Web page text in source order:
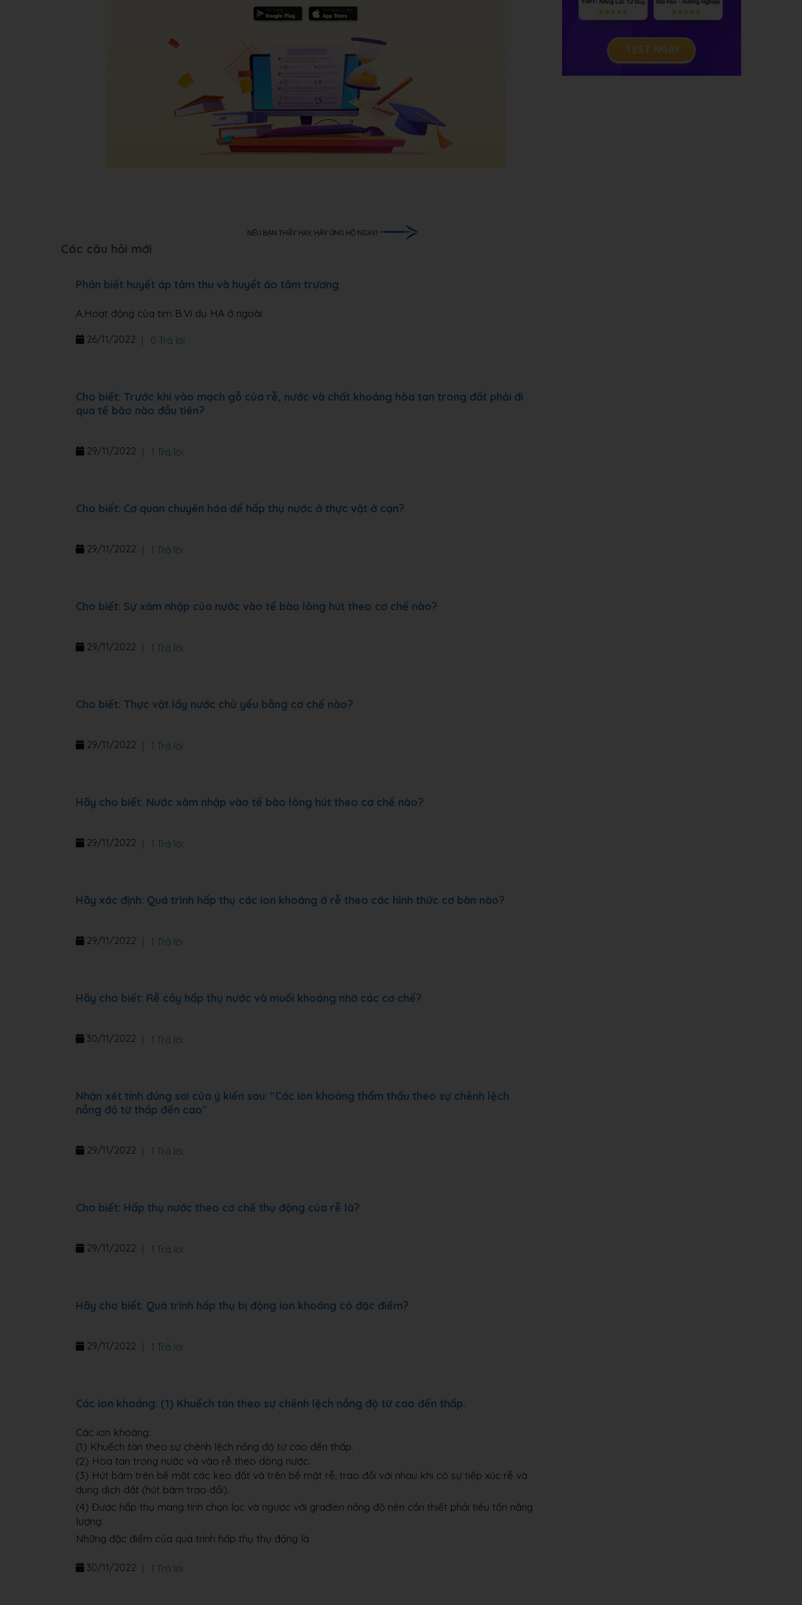
Các câu hỏi mới
Phân biết huyết áp tâm thu và huyết áo tâm trương
A.Hoạt động của tim B.Ví dụ HA ở ngoài
26/11/2022 0 Trả lời
Cho biết: Trước khi vào mạch gỗ của rễ, nước và chất khoáng hòa tan trong đất phải đi
qua tế bào nào đầu tiên?
29/11/2022 1 Trả lời
Cho biết: Cơ quan chuyên hóa để hấp thụ nước ở thực vật ở cạn?
29/11/2022 1 Trả lời
Cho biết: Sự xâm nhập của nước vào tế bào lông hút theo cơ chế nào?
29/11/2022 1 Trả lời
Cho biết: Thực vật lấy nước chủ yếu bằng cơ chế nào?
29/11/2022 1 Trả lời
Hãy cho biết: Nước xâm nhập vào tế bào lông hút theo cơ chế nào?
29/11/2022 1 Trả lời
Hãy xác định: Quá trình hấp thụ các ion khoáng ở rễ theo các hình thức cơ bàn nào?
29/11/2022 1 Trả lời
Hãy cho biết: Rễ cây hấp thụ nước và muối khoáng nhờ các cơ chế?
30/11/2022 1 Trả lời
Nhận xét tính đúng sai của ý kiến sau: "Các ion khoáng thẩm thấu theo sự chênh lệch
nồng độ từ thấp đến cao"
29/11/2022 1 Trả lời
Cho biết: Hấp thụ nước theo cơ chế thụ động của rễ là?
29/11/2022 1 Trả lời
Hãy cho biết: Quá trình hấp thụ bị động ion khoáng có đặc điểm?
29/11/2022 1 Trả lời
Các ion khoáng: (1) Khuếch tán theo sự chênh lệch nồng độ từ cao đến thấp.
Các ion khoáng:
(1) Khuếch tán theo sự chênh lệch nồng độ từ cao đến thấp.
(2) Hòa tan trong nước và vào rễ theo dòng nước.
(3) Hút bám trên bề mặt các keo đất và trên bề mặt rễ, trao đổi với nhau khi có sự tiếp xúc rễ và
dung dịch đất (hút bám trao đổi).
(4) Được hấp thụ mang tính chọn lọc và ngược với građien nồng độ nên cần thiết phải tiêu tốn năng
lượng.
Những đặc điểm của quá trình hấp thụ thụ động là
30/11/2022 1 Trả lời